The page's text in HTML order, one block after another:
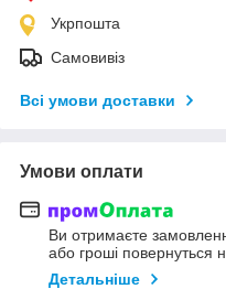
Укрпошта
Самовивіз
Всі умови доставки
Умови оплати
Ви отримаєте
або гроші повернуться
Детальніше